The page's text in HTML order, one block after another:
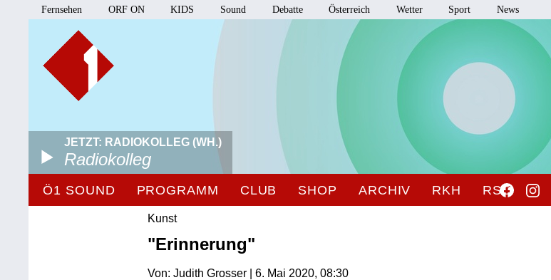
Fernsehen ORF ON KIDS Sound Debatte Österreich Wetter Sport News
JETZT: RADIOKOLLEG (WH.)
Radiokolleg
Ö1 SOUND PROGRAMM CLUB SHOP ARCHIV RKH RSO
Kunst
"Erinnerung"
Von: Judith Grosser | 6. Mai 2020, 08:30